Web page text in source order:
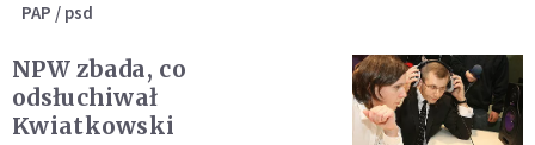
PAP / psd
NPW zbada, co
odsłuchiwał
Kwiatkowski